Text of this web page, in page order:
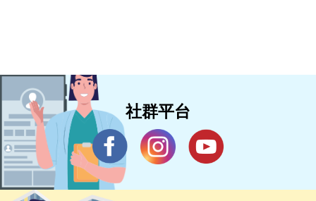
社群平台